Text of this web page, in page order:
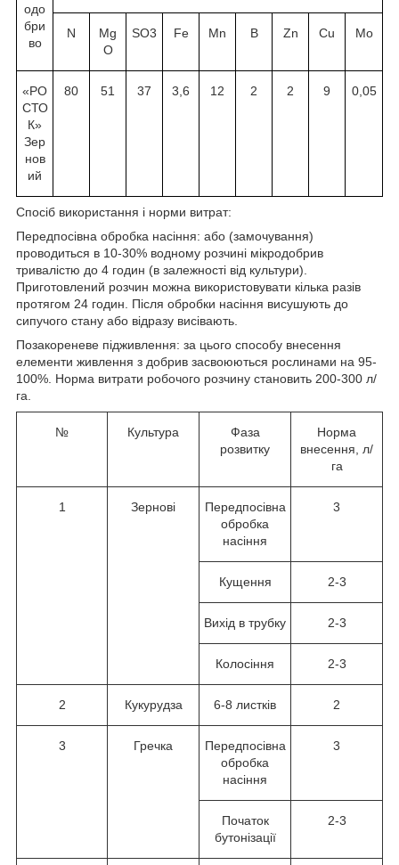
одо
бри
во
N
Mg
O
SО3 Fe Mn B Zn Cu Mo
«РО
СТО
К»
Зер
нов
ий
80 51 37 3,6 12 2 2 9 0,05
Спосіб використання і норми витрат:
Передпосівна обробка насіння: або (замочування)
проводиться в 10-30% водному розчині мікродобрив
тривалістю до 4 годин (в залежності від культури).
Приготовлений розчин можна використовувати кілька разів
протягом 24 годин. Після обробки насіння висушують до
сипучого стану або відразу висівають.
Позакореневе підживлення: за цього способу внесення
елементи живлення з добрив засвоюються рослинами на 95-
100%. Норма витрати робочого розчину становить 200-300 л/
га.
№ Культура
Фаза
розвитку
Норма
внесення, л/
га
1 Зернові
Передпосівна
обробка
насіння
3
Кущення 2-3
Вихід в трубку 2-3
Колосіння 2-3
2 Кукурудза 6-8 листків 2
3 Гречка
Передпосівна
обробка
насіння
3
Початок
бутонізації
2-3